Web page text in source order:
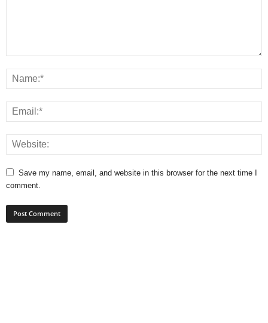
Save my name, email, and website in this browser for the next time I
comment.